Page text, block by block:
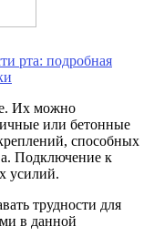
рта: подробная
Их можно
или бетонные
способных
Подключение к
усилий.
трудности для
в данной